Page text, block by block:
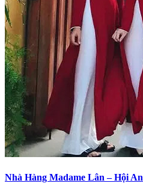
Nhà Hàng Madame Lân – Hội An